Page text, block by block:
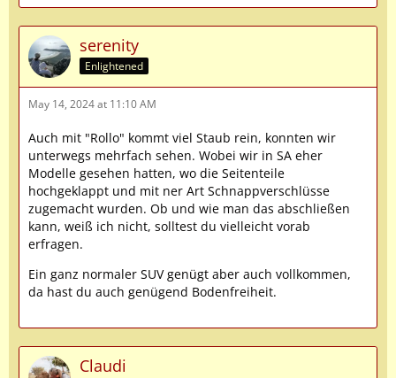
serenity
Enlightened
May 14, 2024 at 11:10 AM
Auch mit "Rollo" kommt viel Staub rein, konnten wir
unterwegs mehrfach sehen. Wobei wir in SA eher
Modelle gesehen hatten, wo die Seitenteile
hochgeklappt und mit ner Art Schnappverschlüsse
zugemacht wurden. Ob und wie man das abschließen
kann, weiß ich nicht, solltest du vielleicht vorab
erfragen.
Ein ganz normaler SUV genügt aber auch vollkommen,
da hast du auch genügend Bodenfreiheit.
Claudi